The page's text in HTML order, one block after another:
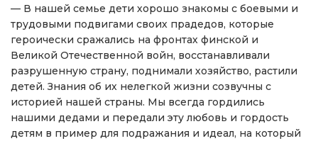
— В нашей семье дети хорошо знакомы с боевыми и
трудовыми подвигами своих прадедов, которые
героически сражались на фронтах финской и
Великой Отечественной войн, восстанавливали
разрушенную страну, поднимали хозяйство, растили
детей. Знания об их нелегкой жизни созвучны с
историей нашей страны. Мы всегда гордились
нашими дедами и передали эту любовь и гордость
детям в пример для подражания и идеал, на который